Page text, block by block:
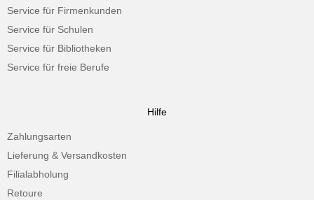
Service für Firmenkunden
Service für Schulen
Service für Bibliotheken
Service für freie Berufe
Hilfe
Zahlungsarten
Lieferung & Versandkosten
Filialabholung
Retoure